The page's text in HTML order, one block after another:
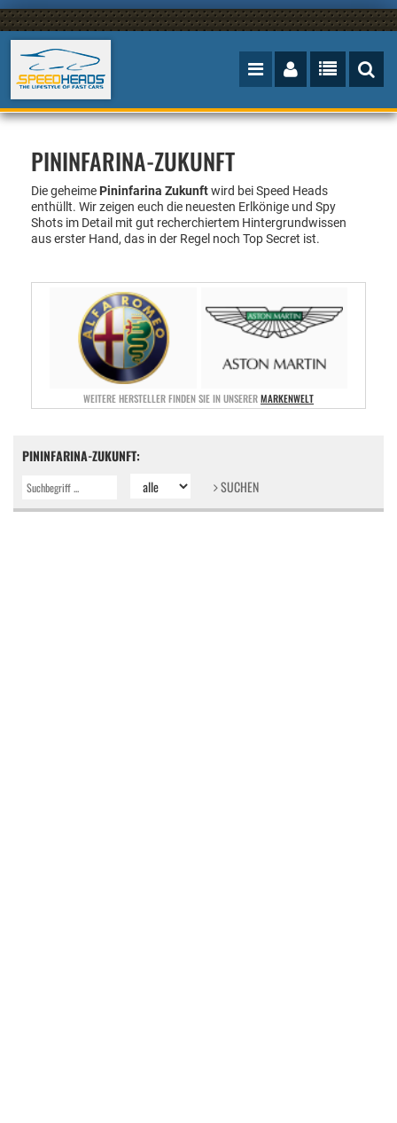
PININFARINA-ZUKUNFT
Die geheime Pininfarina Zukunftwird bei Speed Heads
enthüllt. Wir zeigen euch die neuesten Erlkönige und Spy
Shots im Detail mit gut recherchiertem Hintergrundwissen
aus erster Hand, das in der Regel noch Top Secret ist.
WEITERE HERSTELLER FINDEN SIE IN UNSERERMARKENWELT
PININFARINA-ZUKUNFT:
SUCHEN